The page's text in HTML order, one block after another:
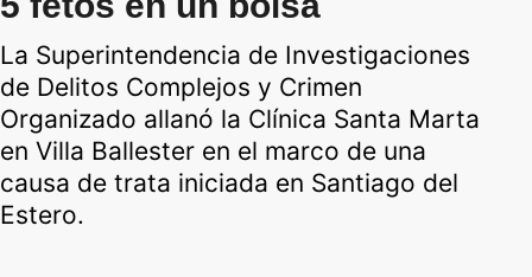
La Superintendencia de Investigaciones
de Delitos Complejos y Crimen
Organizado allanó la Clínica Santa Marta
en Villa Ballester en el marco de una
causa de trata iniciada en Santiago del
Estero.